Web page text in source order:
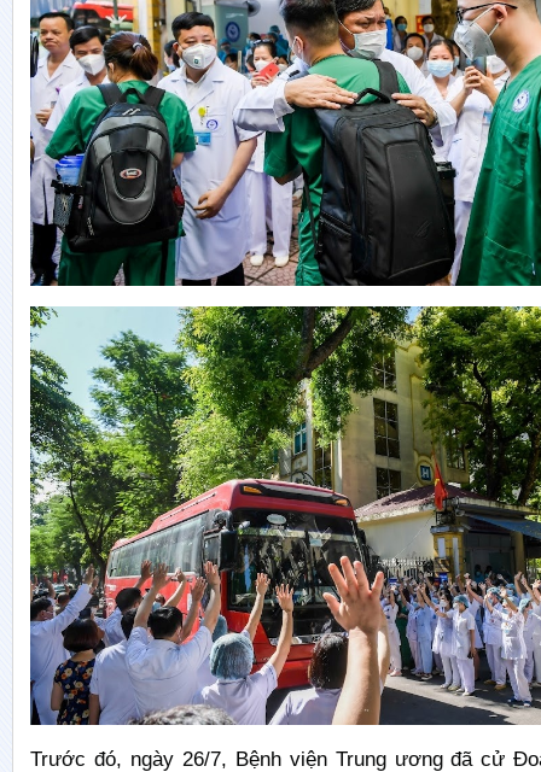
Trước đó, ngày 26/7, Bệnh viện Trung ương đã cử